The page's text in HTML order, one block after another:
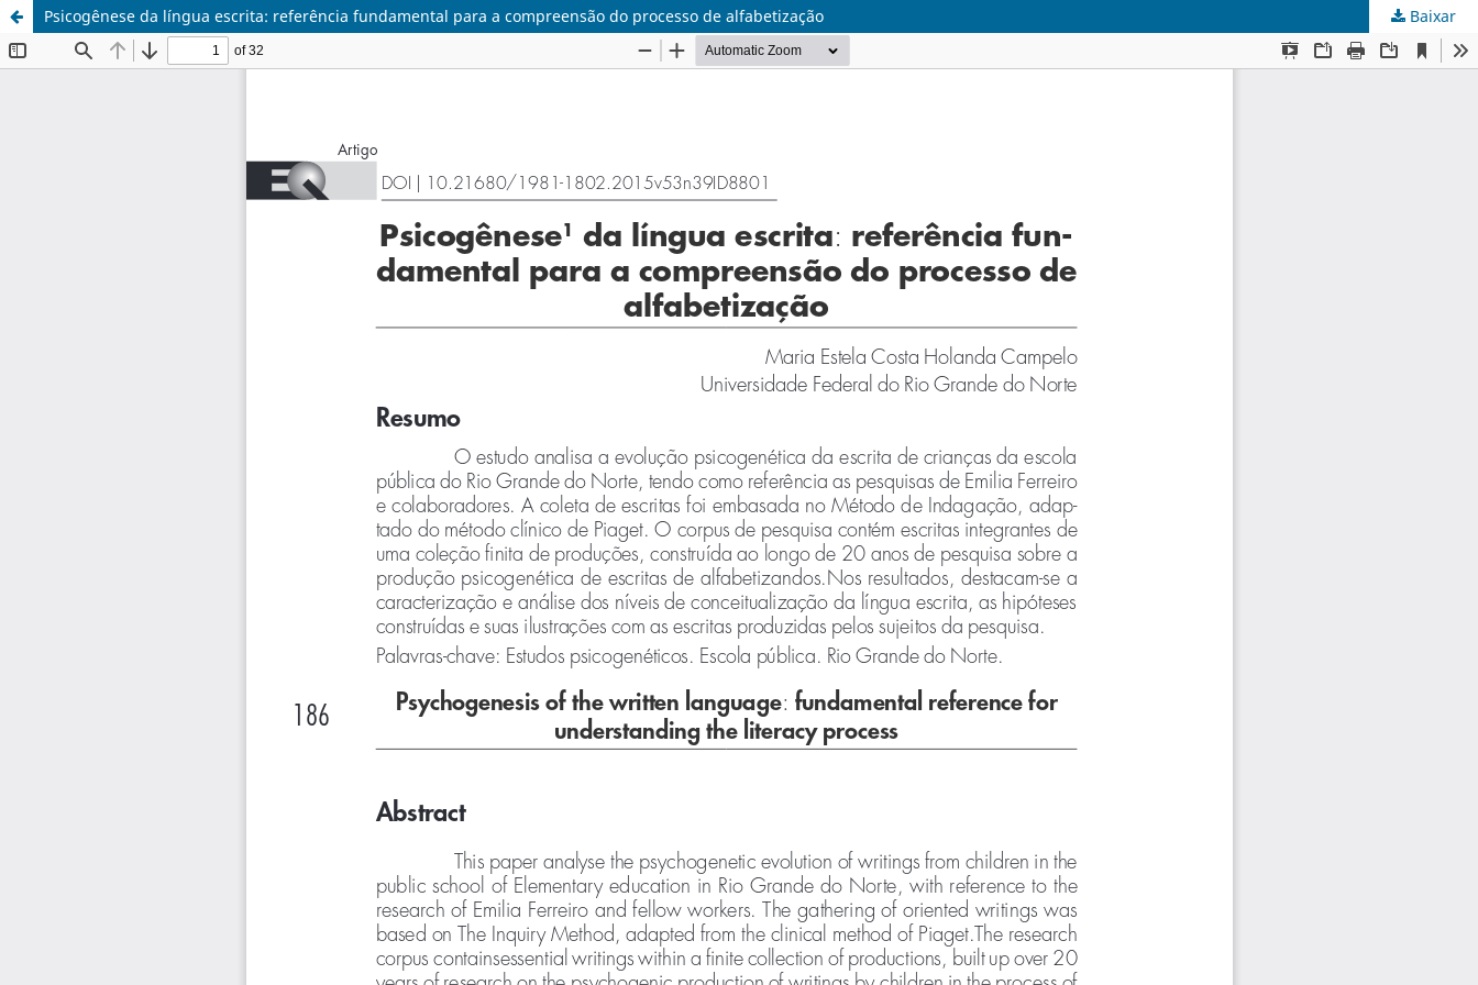
Psicogênese da língua escrita: referência fundamental para a compreensão do processo de alfabetização Baixar